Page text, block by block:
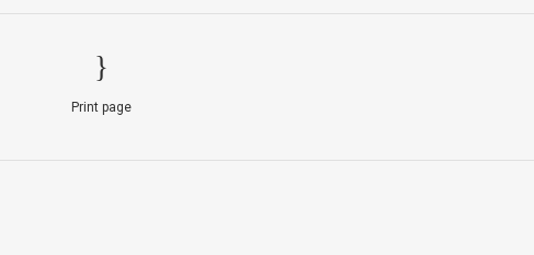
Print page